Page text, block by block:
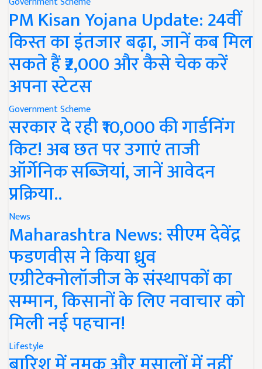
PM Kisan Yojana Update: 24वीं
किस्त का इंतजार बढ़ा, जानें कब मिल
सकते हैं ₹2,000 और कैसे चेक करें
अपना स्टेटस
Government Scheme
सरकार दे रही ₹10,000 की गार्डनिंग
किट! अब छत पर उगाएं ताजी
ऑर्गेनिक सब्जियां, जानें आवेदन
प्रक्रिया..
News
Maharashtra News: सीएम देवेंद्र
फडणवीस ने किया ध्रुव
एग्रीटेक्नोलॉजीज के संस्थापकों का
सम्मान, किसानों के लिए नवाचार को
मिली नई पहचान!
Lifestyle